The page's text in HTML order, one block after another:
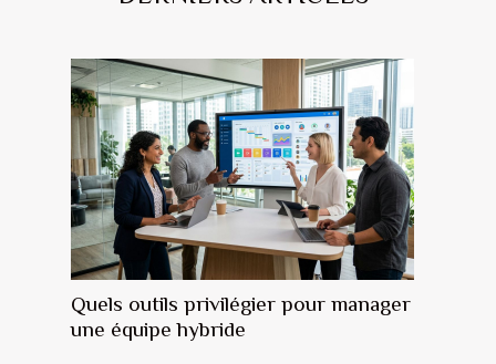
Quels outils privilégier pour manager
une équipe hybride